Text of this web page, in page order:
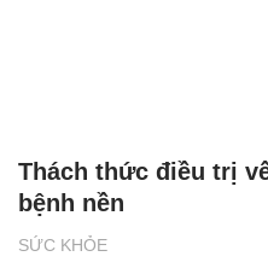
SỨC KHỎE
Thách thức điều trị
bệnh nền